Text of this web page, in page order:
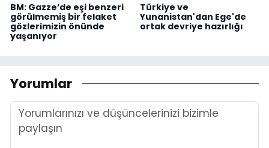
BM: Gazze’de eşi benzeri
görülmemiş bir felaket
gözlerimizin önünde
yaşanıyor
Türkiye ve
Yunanistan'dan Ege'de
ortak devriye hazırlığı
Yorumlar